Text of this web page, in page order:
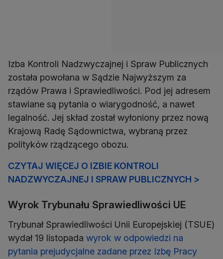
Izba Kontroli Nadzwyczajnej i Spraw Publicznych
została powołana w Sądzie Najwyższym za
rządów Prawa i Sprawiedliwości. Pod jej adresem
stawiane są pytania o wiarygodność, a nawet
legalność. Jej skład został wyłoniony przez nową
Krajową Radę Sądownictwa, wybraną przez
polityków rządzącego obozu.
CZYTAJ WIĘCEJ O IZBIE KONTROLI
NADZWYCZAJNEJ I SPRAW PUBLICZNYCH >
Wyrok Trybunału Sprawiedliwości UE
Trybunał Sprawiedliwości Unii Europejskiej (TSUE)
wydał 19 listopada wyrok w odpowiedzi na
pytania prejudycjalne zadane przez Izbę Pracy